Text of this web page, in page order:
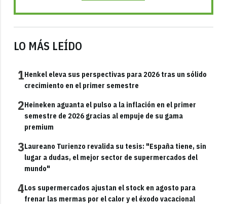
LO MÁS LEÍDO
1Henkel eleva sus perspectivas para 2026 tras un sólido
crecimiento en el primer semestre
2Heineken aguanta el pulso a la inflación en el primer
semestre de 2026 gracias al empuje de su gama
premium
3Laureano Turienzo revalida su tesis: "España tiene, sin
lugar a dudas, el mejor sector de supermercados del
mundo"
4Los supermercados ajustan el stock en agosto para
frenar las mermas por el calor y el éxodo vacacional